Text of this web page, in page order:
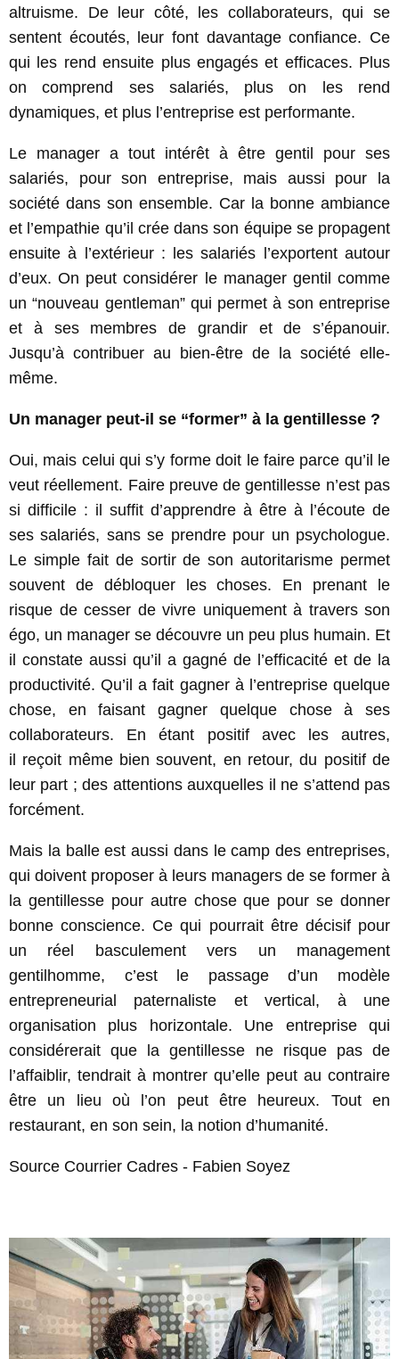
altruisme. De leur côté, les collaborateurs, qui se
sentent écoutés, leur font davantage confiance. Ce
qui les rend ensuite plus engagés et efficaces. Plus
on comprend ses salariés, plus on les rend
dynamiques, et plus l’entreprise est performante.
Le manager a tout intérêt à être gentil pour ses
salariés, pour son entreprise, mais aussi pour la
société dans son ensemble. Car la bonne ambiance
et l’empathie qu’il crée dans son équipe se propagent
ensuite à l’extérieur : les salariés l’exportent autour
d’eux. On peut considérer le manager gentil comme
un “nouveau gentleman” qui permet à son entreprise
et à ses membres de grandir et de s’épanouir.
Jusqu’à contribuer au bien-être de la société elle-
même.
Un manager peut-il se “former” à la gentillesse ?
Oui, mais celui qui s’y forme doit le faire parce qu’il le
veut réellement. Faire preuve de gentillesse n’est pas
si difficile : il suffit d’apprendre à être à l’écoute de
ses salariés, sans se prendre pour un psychologue.
Le simple fait de sortir de son autoritarisme permet
souvent de débloquer les choses. En prenant le
risque de cesser de vivre uniquement à travers son
égo, un manager se découvre un peu plus humain. Et
il constate aussi qu’il a gagné de l’efficacité et de la
productivité. Qu’il a fait gagner à l’entreprise quelque
chose, en faisant gagner quelque chose à ses
collaborateurs. En étant positif avec les autres,
il reçoit même bien souvent, en retour, du positif de
leur part ; des attentions auxquelles il ne s’attend pas
forcément.
Mais la balle est aussi dans le camp des entreprises,
qui doivent proposer à leurs managers de se former à
la gentillesse pour autre chose que pour se donner
bonne conscience. Ce qui pourrait être décisif pour
un réel basculement vers un management
gentilhomme, c’est le passage d’un modèle
entrepreneurial paternaliste et vertical, à une
organisation plus horizontale. Une entreprise qui
considérerait que la gentillesse ne risque pas de
l’affaiblir, tendrait à montrer qu’elle peut au contraire
être un lieu où l’on peut être heureux. Tout en
restaurant, en son sein, la notion d’humanité.
Source Courrier Cadres - Fabien Soyez